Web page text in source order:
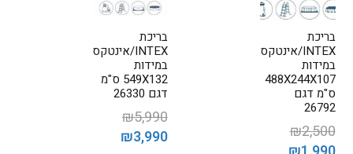
בריכת
INTEX/אינטקס
במידות
488X244X107
ס"מ דגם
26792
₪2,500
בריכת
INTEX/אינטקס
במידות
549X132 ס"מ
דגם 26330
₪5,990
המחיר₪3,990